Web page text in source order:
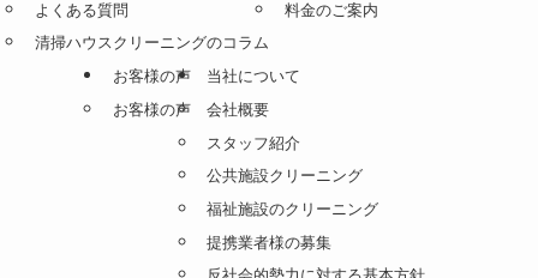
よくある質問
清掃ハウスクリーニングのコラム
料金のご案内
お客様の声
お客様の声
当社について
会社概要
スタッフ紹介
公共施設クリーニング
福祉施設のクリーニング
提携業者様の募集